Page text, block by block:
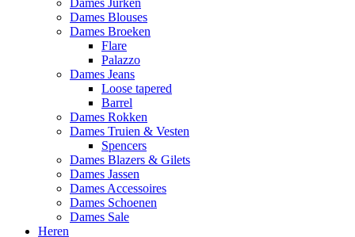
Dames Jurken
Dames Blouses
Dames Broeken
Flare
Palazzo
Dames Jeans
Loose tapered
Barrel
Dames Rokken
Dames Truien & Vesten
Spencers
Dames Blazers & Gilets
Dames Jassen
Dames Accessoires
Dames Schoenen
Dames Sale
Heren